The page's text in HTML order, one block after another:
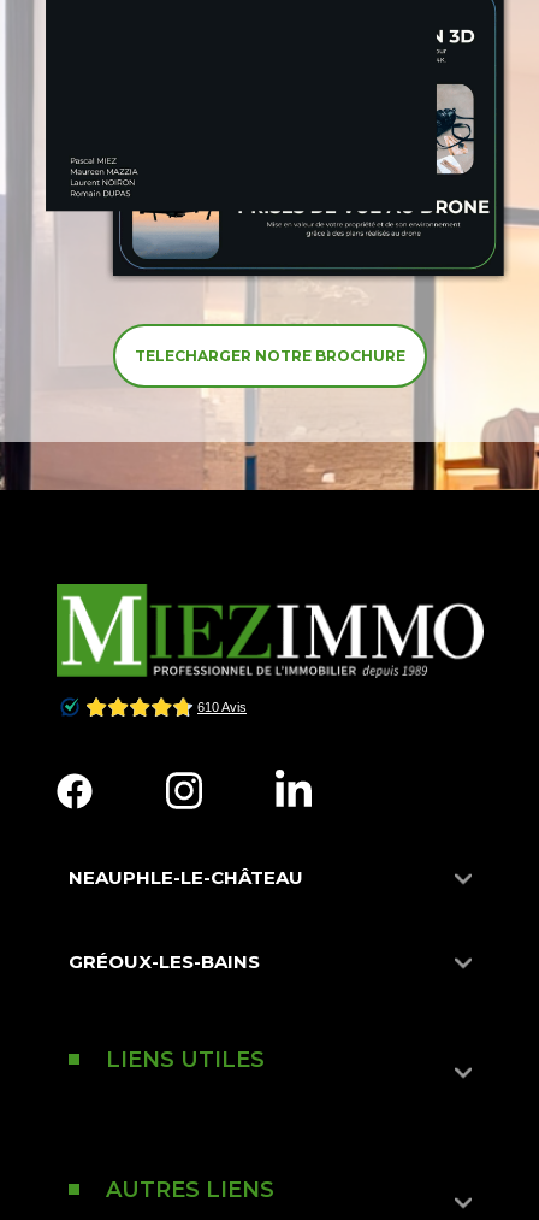
TELECHARGER NOTRE BROCHURE
NEAUPHLE-LE-CHÂTEAU
GRÉOUX-LES-BAINS
LIENS UTILES
AUTRES LIENS